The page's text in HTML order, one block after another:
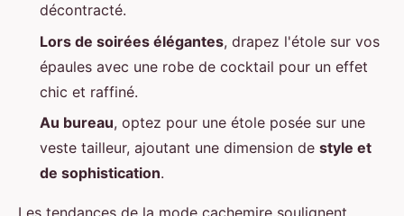
décontracté.
Lors de soirées élégantes, drapez l'étole sur vos
épaules avec une robe de cocktail pour un effet
chic et raffiné.
Au bureau, optez pour une étole posée sur une
veste tailleur, ajoutant une dimension de style et
de sophistication.